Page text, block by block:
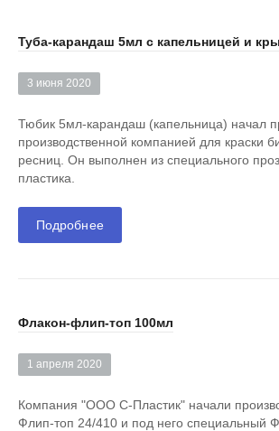
Туба-карандаш 5мл с капельницей и
3 июня 2020
Тюбик 5мл-карандаш (капельница) начал
производственной компанией для краски
ресниц. Он выполнен из специального
пластика.
Подробнее
Флакон-флип-топ 100мл
1 апреля 2020
Компания "ООО С-Пластик" начали
Флип-топ 24/410 и под него специальный